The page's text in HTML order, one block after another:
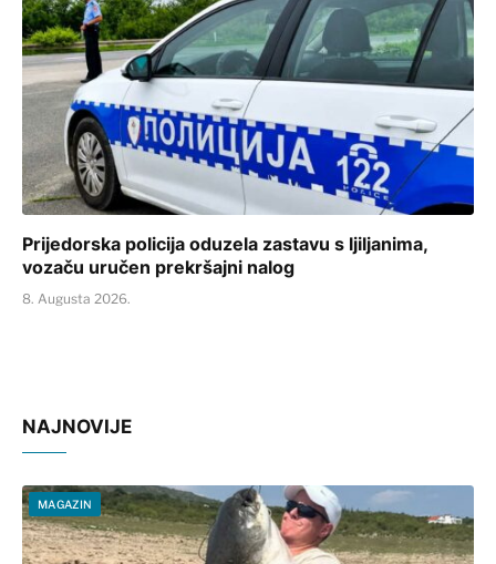
Prijedorska policija oduzela zastavu s ljiljanima,
vozaču uručen prekršajni nalog
8. Augusta 2026.
NAJNOVIJE
MAGAZIN